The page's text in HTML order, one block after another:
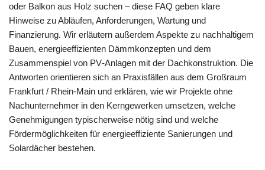
oder Balkon aus Holz suchen – diese FAQ geben klare
Hinweise zu Abläufen, Anforderungen, Wartung und
Finanzierung. Wir erläutern außerdem Aspekte zu nachhaltigem
Bauen, energieeffizienten Dämmkonzepten und dem
Zusammenspiel von PV‑Anlagen mit der Dachkonstruktion. Die
Antworten orientieren sich an Praxisfällen aus dem Großraum
Frankfurt / Rhein‑Main und erklären, wie wir Projekte ohne
Nachunternehmer in den Kerngewerken umsetzen, welche
Genehmigungen typischerweise nötig sind und welche
Fördermöglichkeiten für energieeffiziente Sanierungen und
Solardächer bestehen.